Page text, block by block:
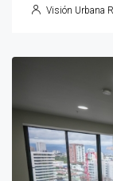
Visión Urbana